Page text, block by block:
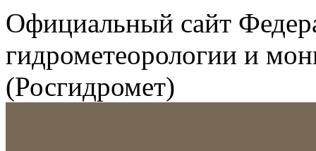
Официальный сайт
гидрометеорологии и
(Росгидромет)